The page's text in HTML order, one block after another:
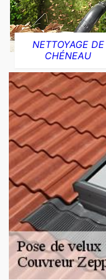
NETTOYAGE DE
CHÉNEAU